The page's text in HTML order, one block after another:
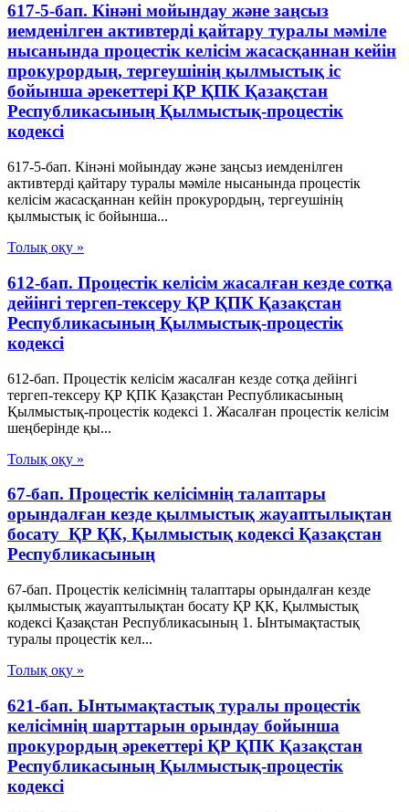
617-5-бап. Кінәні мойындау және заңсыз
иемденілген активтерді қайтару туралы мәміле
нысанында процестік келісім жасасқаннан кейін
прокурордың, тергеушінің қылмыстық іс
бойынша әрекеттері ҚР ҚПК Қазақстан
Республикасының Қылмыстық-процестік
кодексi
617-5-бап. Кінәні мойындау және заңсыз иемденілген
активтерді қайтару туралы мәміле нысанында процестік
келісім жасасқаннан кейін прокурордың, тергеушінің
қылмыстық іс бойынша...
Толық оқу »
612-бап. Процестік келісім жасалған кезде сотқа
дейінгі тергеп-тексеру ҚР ҚПК Қазақстан
Республикасының Қылмыстық-процестік
кодексi
612-бап. Процестік келісім жасалған кезде сотқа дейінгі
тергеп-тексеру ҚР ҚПК Қазақстан Республикасының
Қылмыстық-процестік кодексi 1. Жасалған процестік келісім
шеңберінде қы...
Толық оқу »
67-бап. Процестік келісімнің талаптары
орындалған кезде қылмыстық жауаптылықтан
босату ҚР ҚК, Қылмыстық кодексi Қазақстан
Республикасының
67-бап. Процестік келісімнің талаптары орындалған кезде
қылмыстық жауаптылықтан босату ҚР ҚК, Қылмыстық
кодексi Қазақстан Республикасының 1. Ынтымақтастық
туралы процестік кел...
Толық оқу »
621-бап. Ынтымақтастық туралы процестік
келісімнің шарттарын орындау бойынша
прокурордың әрекеттері ҚР ҚПК Қазақстан
Республикасының Қылмыстық-процестік
кодексi